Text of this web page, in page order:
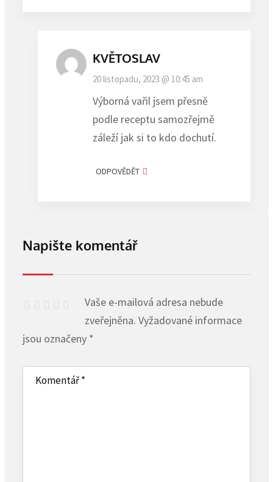
KVĚTOSLAV
20 listopadu, 2023 @ 10:45 am
Výborná vařil jsem přesně
podle receptu samozřejmě
záleží jak si to kdo dochutí.
ODPOVĚDĚT
Napište komentář
Vaše e-mailová adresa nebude
zveřejněna. Vyžadované informace
jsou označeny *